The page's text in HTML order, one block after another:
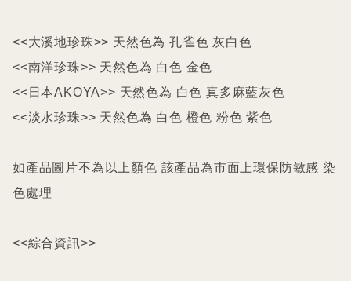
<<大溪地珍珠>> 天然色為 孔雀色 灰白色
<<南洋珍珠>> 天然色為 白色 金色
<<日本AKOYA>> 天然色為 白色 真多麻藍灰色
<<淡水珍珠>> 天然色為 白色 橙色 粉色 紫色
如產品圖片不為以上顏色 該產品為市面上環保防敏感 染
色處理
<<綜合資訊>>